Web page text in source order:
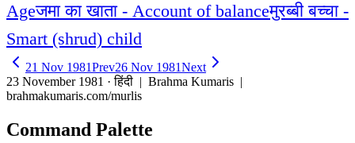
Ageजमा का खाता - Account of balanceमुरब्बी बच्चा -
Smart (shrud) child
21 Nov 1981Prev26 Nov 1981Next
23 November 1981 · हिंदी | Brahma Kumaris |
brahmakumaris.com/murlis
Command Palette